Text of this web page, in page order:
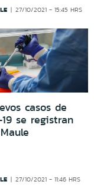
27/10/2021 - 15:45 HRS
casos de
se registran
27/10/2021 - 11:46 HRS